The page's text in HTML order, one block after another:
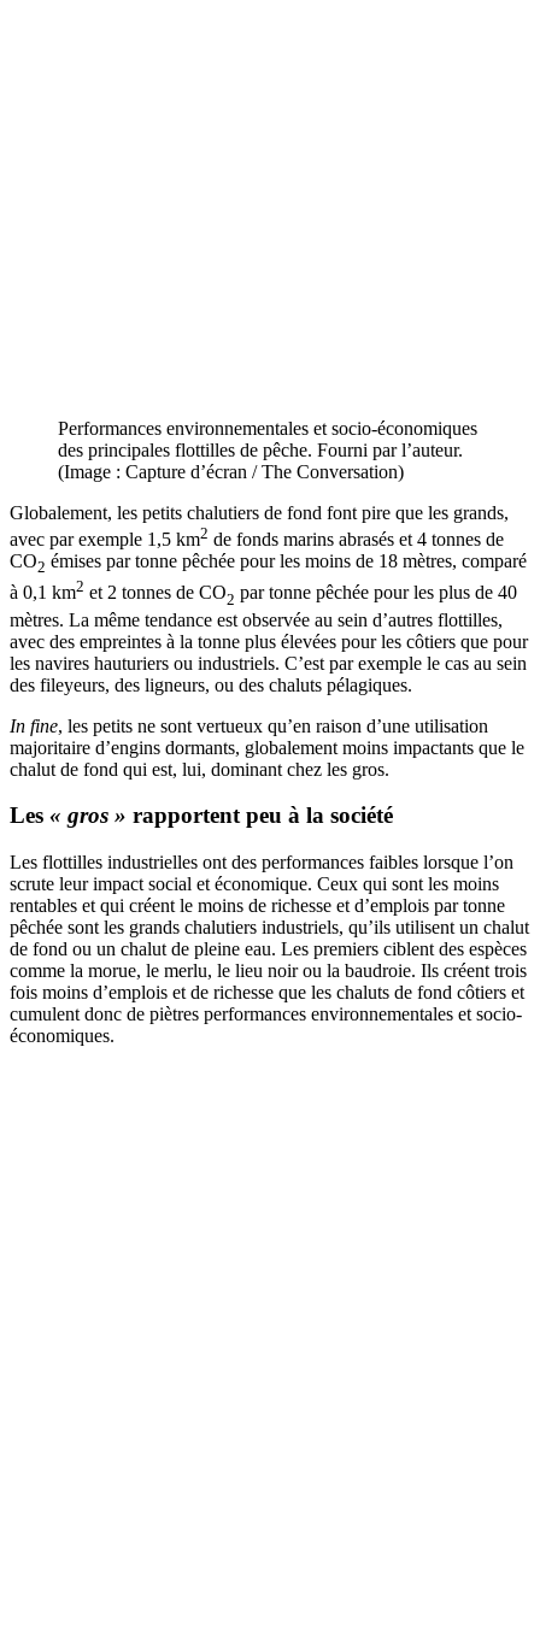
Performances environnementales et socio-économiques
des principales flottilles de pêche. Fourni par l’auteur.
(Image : Capture d’écran / The Conversation)
Globalement, les petits chalutiers de fond font pire que les grands,
avec par exemple 1,5 km2 de fonds marins abrasés et 4 tonnes de
CO2 émises par tonne pêchée pour les moins de 18 mètres, comparé
à 0,1 km2 et 2 tonnes de CO2 par tonne pêchée pour les plus de 40
mètres. La même tendance est observée au sein d’autres flottilles,
avec des empreintes à la tonne plus élevées pour les côtiers que pour
les navires hauturiers ou industriels. C’est par exemple le cas au sein
des fileyeurs, des ligneurs, ou des chaluts pélagiques.
In fine, les petits ne sont vertueux qu’en raison d’une utilisation
majoritaire d’engins dormants, globalement moins impactants que le
chalut de fond qui est, lui, dominant chez les gros.
Les « gros » rapportent peu à la société
Les flottilles industrielles ont des performances faibles lorsque l’on
scrute leur impact social et économique. Ceux qui sont les moins
rentables et qui créent le moins de richesse et d’emplois par tonne
pêchée sont les grands chalutiers industriels, qu’ils utilisent un chalut
de fond ou un chalut de pleine eau. Les premiers ciblent des espèces
comme la morue, le merlu, le lieu noir ou la baudroie. Ils créent trois
fois moins d’emplois et de richesse que les chaluts de fond côtiers et
cumulent donc de piètres performances environnementales et socio-
économiques.